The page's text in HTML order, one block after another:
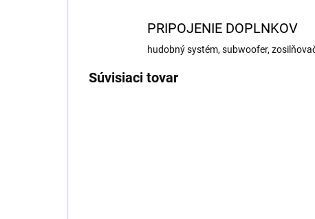
PRIPOJENIE DOPLNKOV
hudobný systém, subwoofer,
Súvisiaci tovar